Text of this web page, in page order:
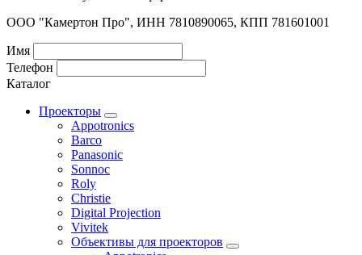
ООО "Камертон Про", ИНН 7810890065, КПП 781601001
Имя
Телефон
Каталог
Проекторы
Appotronics
Barco
Panasonic
Sonnoc
Roly
Christie
Digital Projection
Vivitek
Объективы для проекторов